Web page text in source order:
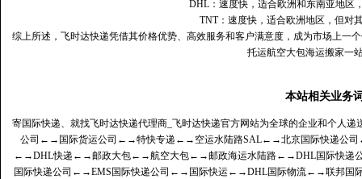
DHL：速度快，适合欧洲和东南亚地区
TNT：速度快，适合欧洲地区，但对
综上所述，飞时达快递凭借其价格优势、高效服务和客户满意度，成为市场上一
托运航空大包海运搬家一
本站相关业务
寄国际快递、就找飞时达快递代理商_飞时达快递官方网站为全球的企业和个人递
公司 ←→ 国际货运公司 ←→特快专递 ←→ 空运水陆路SAL←→北京国际快递公司
←→DHL快递 ←→邮政大包←→航空大包←→邮政海运水陆路←→DHL国际快递
国际快递公司 ←→EMS国际快递公司 ←→ 国际快运←→DHL国际物流←→联邦国